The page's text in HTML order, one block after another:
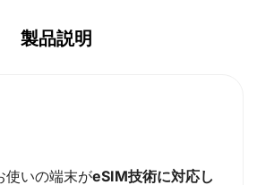
製品説明
使いの端末がeSIM技術に対応し